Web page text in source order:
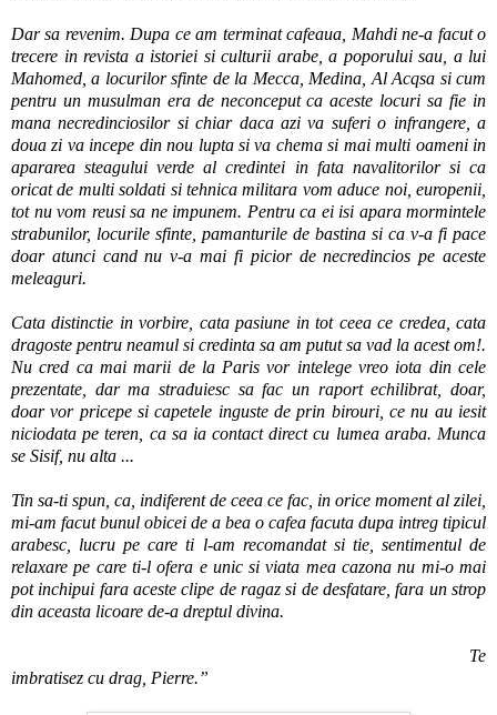
Dar sa revenim. Dupa ce am terminat cafeaua, Mahdi ne-a facut o
trecere in revista a istoriei si culturii arabe, a poporului sau, a lui
Mahomed, a locurilor sfinte de la Mecca, Medina, Al Acqsa si cum
pentru un musulman era de neconceput ca aceste locuri sa fie in
mana necredinciosilor si chiar daca azi va suferi o infrangere, a
doua zi va incepe din nou lupta si va chema si mai multi oameni in
apararea steagului verde al credintei in fata navalitorilor si ca
oricat de multi soldati si tehnica militara vom aduce noi, europenii,
tot nu vom reusi sa ne impunem. Pentru ca ei isi apara mormintele
strabunilor, locurile sfinte, pamanturile de bastina si ca v-a fi pace
doar atunci cand nu v-a mai fi picior de necredincios pe aceste
meleaguri.
Cata distinctie in vorbire, cata pasiune in tot ceea ce credea, cata
dragoste pentru neamul si credinta sa am putut sa vad la acest om!.
Nu cred ca mai marii de la Paris vor intelege vreo iota din cele
prezentate, dar ma straduiesc sa fac un raport echilibrat, doar,
doar vor pricepe si capetele inguste de prin birouri, ce nu au iesit
niciodata pe teren, ca sa ia contact direct cu lumea araba. Munca
se Sisif, nu alta ...
Tin sa-ti spun, ca, indiferent de ceea ce fac, in orice moment al zilei,
mi-am facut bunul obicei de a bea o cafea facuta dupa intreg tipicul
arabesc, lucru pe care ti l-am recomandat si tie, sentimentul de
relaxare pe care ti-l ofera e unic si viata mea cazona nu mi-o mai
pot inchipui fara aceste clipe de ragaz si de desfatare, fara un strop
din aceasta licoare de-a dreptul divina.
Te
imbratisez cu drag, Pierre.”